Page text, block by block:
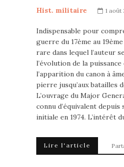
Hist. militaire 1 août
Indispensable pour
guerre du 17ème au
rare dans lequel l’auteur
l’évolution de la
l’apparition du canon à
pierre jusqu’aux batailles
L’ouvrage du Major
connu d’équivalent depuis
initiale en 1974. L’intérêt
Lire l'article